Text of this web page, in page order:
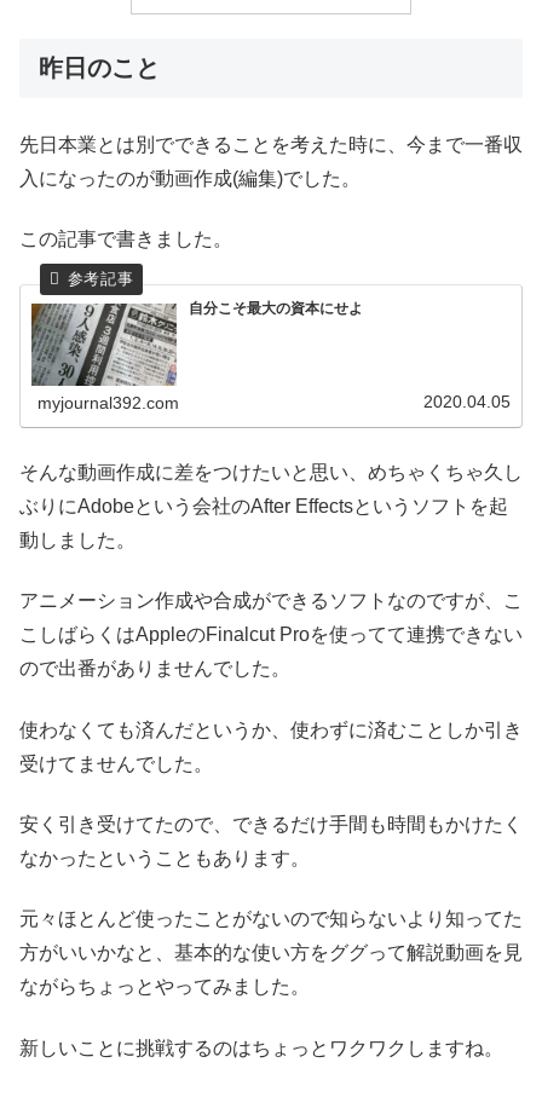
昨日のこと
先日本業とは別でできることを考えた時に、今まで一番収
入になったのが動画作成(編集)でした。
この記事で書きました。
自分こそ最大の資本にせよ
myjournal392.com 2020.04.05
そんな動画作成に差をつけたいと思い、めちゃくちゃ久し
ぶりにAdobeという会社のAfter Effectsというソフトを起
動しました。
アニメーション作成や合成ができるソフトなのですが、こ
こしばらくはAppleのFinalcut Proを使ってて連携できない
ので出番がありませんでした。
使わなくても済んだというか、使わずに済むことしか引き
受けてませんでした。
安く引き受けてたので、できるだけ手間も時間もかけたく
なかったということもあります。
元々ほとんど使ったことがないので知らないより知ってた
方がいいかなと、基本的な使い方をググって解説動画を見
ながらちょっとやってみました。
新しいことに挑戦するのはちょっとワクワクしますね。